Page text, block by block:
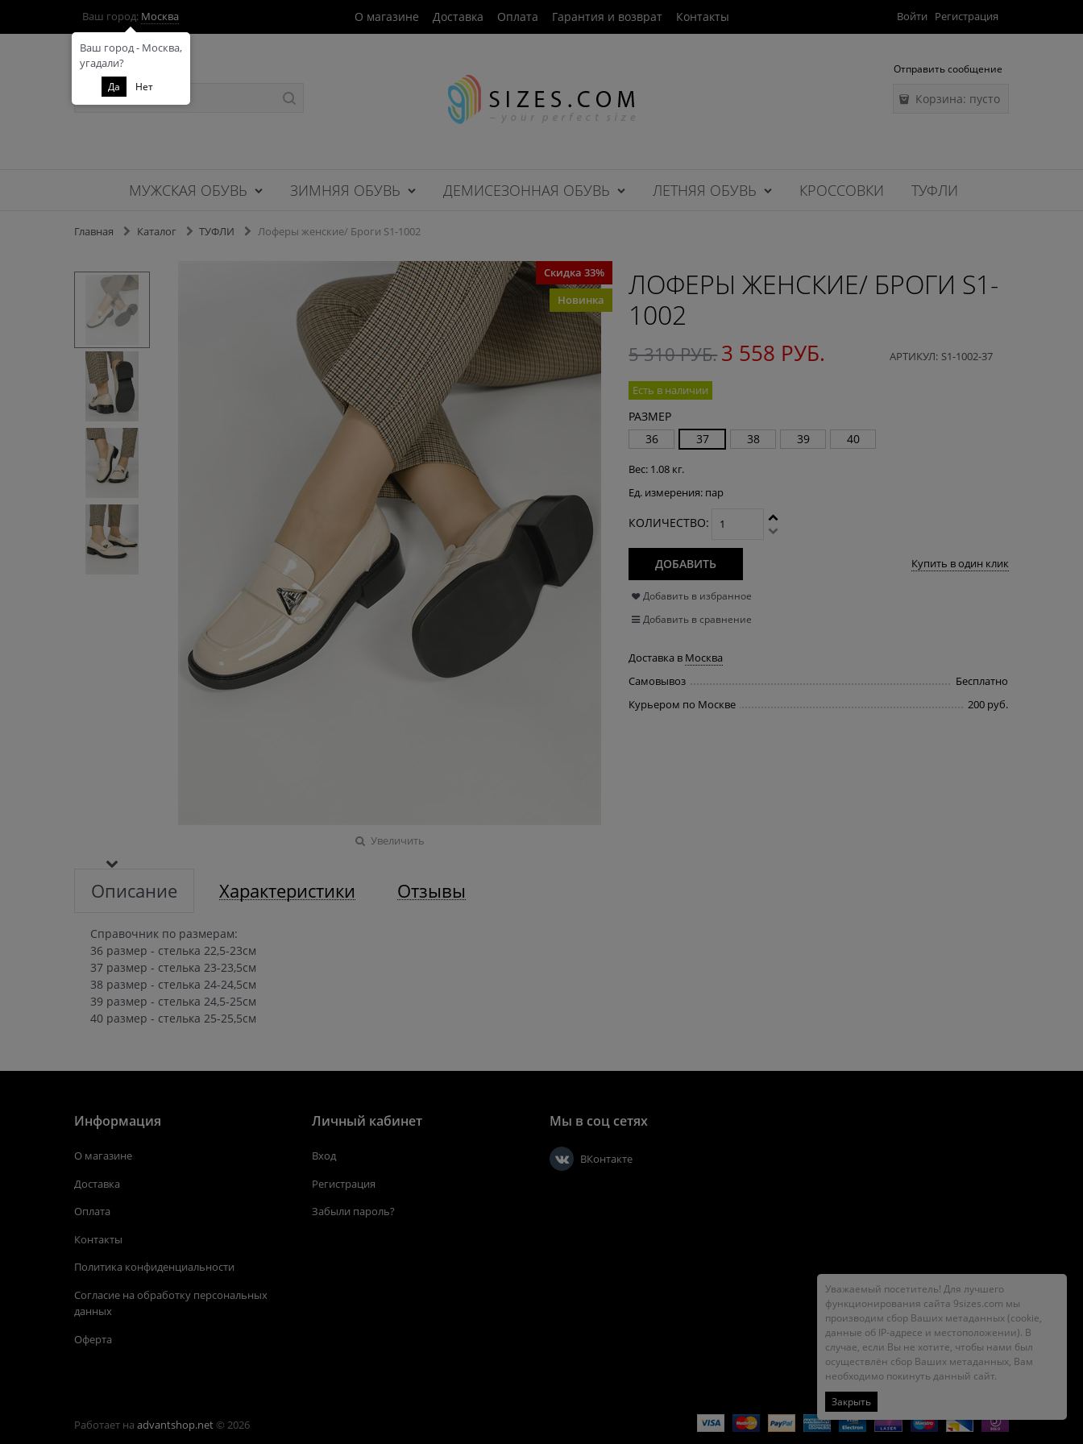
Ваш город: Москва О магазине Доставка Оплата Гарантия и возврат Контакты Войти Регистрация
Отправить сообщение
Корзина: пусто
МУЖСКАЯ ОБУВЬ ЗИМНЯЯ ОБУВЬ ДЕМИСЕЗОННАЯ ОБУВЬ ЛЕТНЯЯ ОБУВЬ КРОССОВКИ ТУФЛИ
Главная Каталог ТУФЛИ Лоферы женские/ Броги S1-1002
Скидка 33%
Новинка
Увеличить
ЛОФЕРЫ ЖЕНСКИЕ/ БРОГИ S1-
1002
5 310 РУБ. 3 558 РУБ. АРТИКУЛ: S1-1002-37
Есть в наличии
РАЗМЕР
36
37 38 39 40
Вес: 1.08 кг.
Ед. измерения: пар
КОЛИЧЕСТВО:
ДОБАВИТЬ Купить в один клик
Добавить в избранное
Добавить в сравнение
Доставка в Москва
Самовывоз
Бесплатно
Курьером по Москве
200 руб.
Описание Характеристики Отзывы
Справочник по размерам:
36 размер - стелька 22,5-23см
37 размер - стелька 23-23,5см
38 размер - стелька 24-24,5см
39 размер - стелька 24,5-25см
40 размер - стелька 25-25,5см
Информация
О магазине
Доставка
Оплата
Контакты
Политика конфиденциальности
Согласие на обработку персональных
данных
Оферта
Личный кабинет
Вход
Регистрация
Забыли пароль?
Мы в соц сетях
ВКонтакте
Работает на advantshop.net© 2026
Ваш город - Москва,
угадали?
Да Нет
Уважаемый посетитель! Для лучшего
функционирования сайта 9sizes.com мы
производим сбор Ваших метаданных (cookie,
данные об IP-адресе и местоположении). В
случае, если Вы не хотите, чтобы нами был
осуществлён сбор Ваших метаданных, Вам
необходимо покинуть данный сайт.
Закрыть